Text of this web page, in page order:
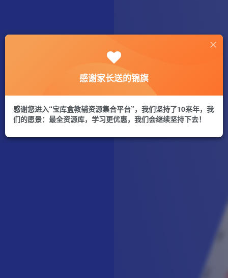
感谢家长送的锦旗
感谢您进入“宝库盒教辅资源集合平台”，我们坚持了10来年，我
们的愿景：最全资源库，学习更优惠，我们会继续坚持下去！